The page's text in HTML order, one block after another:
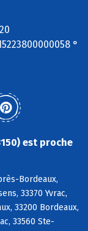
°
est proche
Bordeaux,
33370 Yvrac,
33200 Bordeaux,
33560 Ste-